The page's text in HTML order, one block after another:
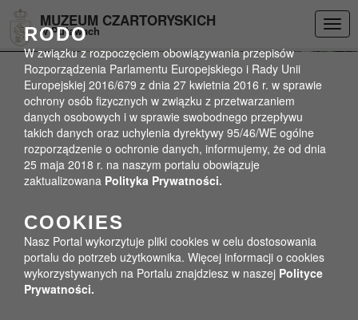
DEKLARACJA DOSTĘPNOŚCI
MUZEUM CZARTORYSKICH
w Puławach
RODO
W związku z rozpoczęciem obowiązywania przepisów
Rozporządzenia Parlamentu Europejskiego i Rady Unii
Europejskiej 2016/679 z dnia 27 kwietnia 2016 r. w sprawie
ochrony osób fizycznych w związku z przetwarzaniem
danych osobowych i w sprawie swobodnego przepływu
takich danych oraz uchylenia dyrektywy 95/46/WE ogólne
rozporządzenie o ochronie danych, informujemy, że od dnia
25 maja 2018 r. na naszym portalu obowiązuje
zaktualizowana Polityka Prywatności.
COOKIES
Nasz Portal wykorzytuje pliki cookies w celu dostosowania
portalu do potrzeb użytkownika. Więcej informacji o cookies
wykorzystywanych na Portalu znajdziesz w naszej Polityce
Prywatności.